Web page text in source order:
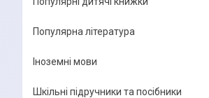
Популярна література
Іноземні мови
Шкільні підручники та посібники